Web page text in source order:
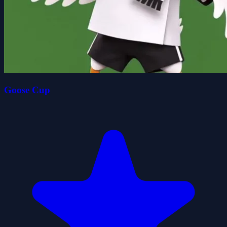
Goose Cup